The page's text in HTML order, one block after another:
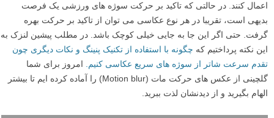
اعمال کنند. در حالتی که تاکید بر حرکت سوژه های ورزشی یک فرصت
بدیهی است، تقریبا در هر نوع عکاسی می توان از تاکید بر حرکت بهره
گرفت. حتی اگر این جا به جایی خیلی کوچک باشد. در مطلب پیشین لنزک به
این نکته پرداختیم که چگونه با استفاده از تکنیک پنینگ و نکات دیگری چون
تقدم سرعت شاتر از سوژه های سریع عکاسی کنیم.
امروز برای شما
گلچینی از عکس های حرکت مات (Motion blur) را آماده کرده ایم تا بیشتر
الهام بگیرید و از دیدنشان لذت ببرید.